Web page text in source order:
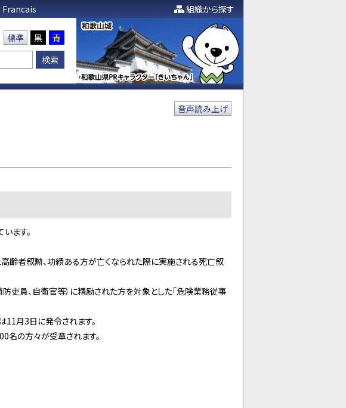
Francais 組織から探す
標準 黒 青
音声読み上げ
ます。
齢者叙勲、功績ある方が亡くなられた際に実施される死亡叙
吏員、自衛官等）に精励された方を対象とした「危険業務従事
月3日に発令されます。
の方々が受章されます。